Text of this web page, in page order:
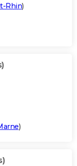
Rhin)
)